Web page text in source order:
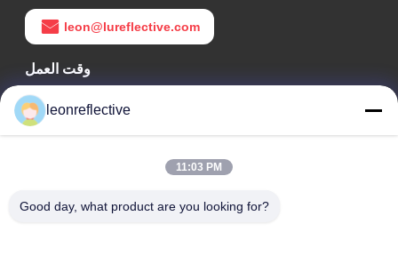
leon@lureflective.com
وقت العمل
9:00-18:00
عنواننا
التكنولوجيا العالية، هيفي، أنهوي، الصين
leonreflective
11:03 PM
Good day, what product are you looking for?